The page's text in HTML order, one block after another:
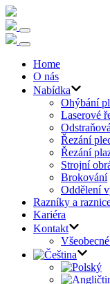
Home
O nás
Nabídka
Ohýbání
Laserové
Řezání
Řezání
Strojní
Brokování
Oddělení
Razníky a
Kariéra
Kontakt